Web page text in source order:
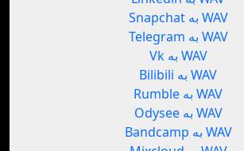
Snapchat به WAV
Telegram به WAV
Vk به WAV
Bilibili به WAV
Rumble به WAV
Odysee به WAV
Bandcamp به WAV